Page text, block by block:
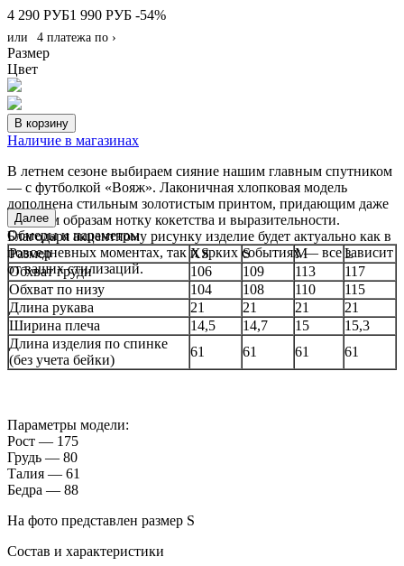
4 290 РУБ1 990 РУБ -54%
или 4 платежа по ›
Размер
Цвет
В корзину
Наличие в магазинах
В летнем сезоне выбираем сияние нашим главным спутником
— с футболкой «Вояж». Лаконичная хлопковая модель
дополнена стильным золотистым принтом, придающим даже
базовым образам нотку кокетства и выразительности.
Благодаря акцентному рисунку изделие будет актуально как в
повседневных моментах, так и ярких событиях — все зависит
от ваших стилизаций.
Далее
Обмеры и параметры
Размер
XS S M
L
Обхват груди
106 109 113
117
Обхват по низу
104 108 110
115
Длина рукава
21 21 21
21
Ширина плеча
14,5 14,7 15
15,3
Длина изделия по спинке
(без учета бейки)
61 61 61 61
Параметры модели:
Рост — 175
Грудь — 80
Талия — 61
Бедра — 88
На фото представлен размер S
Состав и характеристики